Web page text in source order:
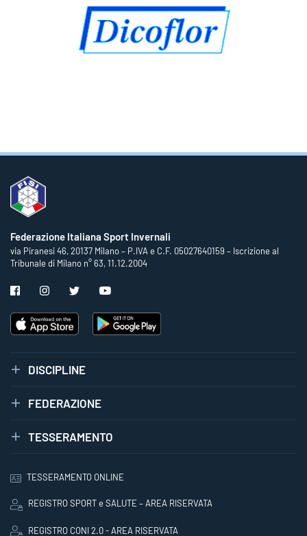
Federazione Italiana Sport Invernali
via Piranesi 46, 20137 Milano – P.IVA e C.F. 05027640159 – Iscrizione al
Tribunale di Milano n° 63, 11.12.2004
DISCIPLINE
FEDERAZIONE
TESSERAMENTO
TESSERAMENTO ONLINE
REGISTRO SPORT e SALUTE – AREA RISERVATA
REGISTRO CONI 2.0 - AREA RISERVATA